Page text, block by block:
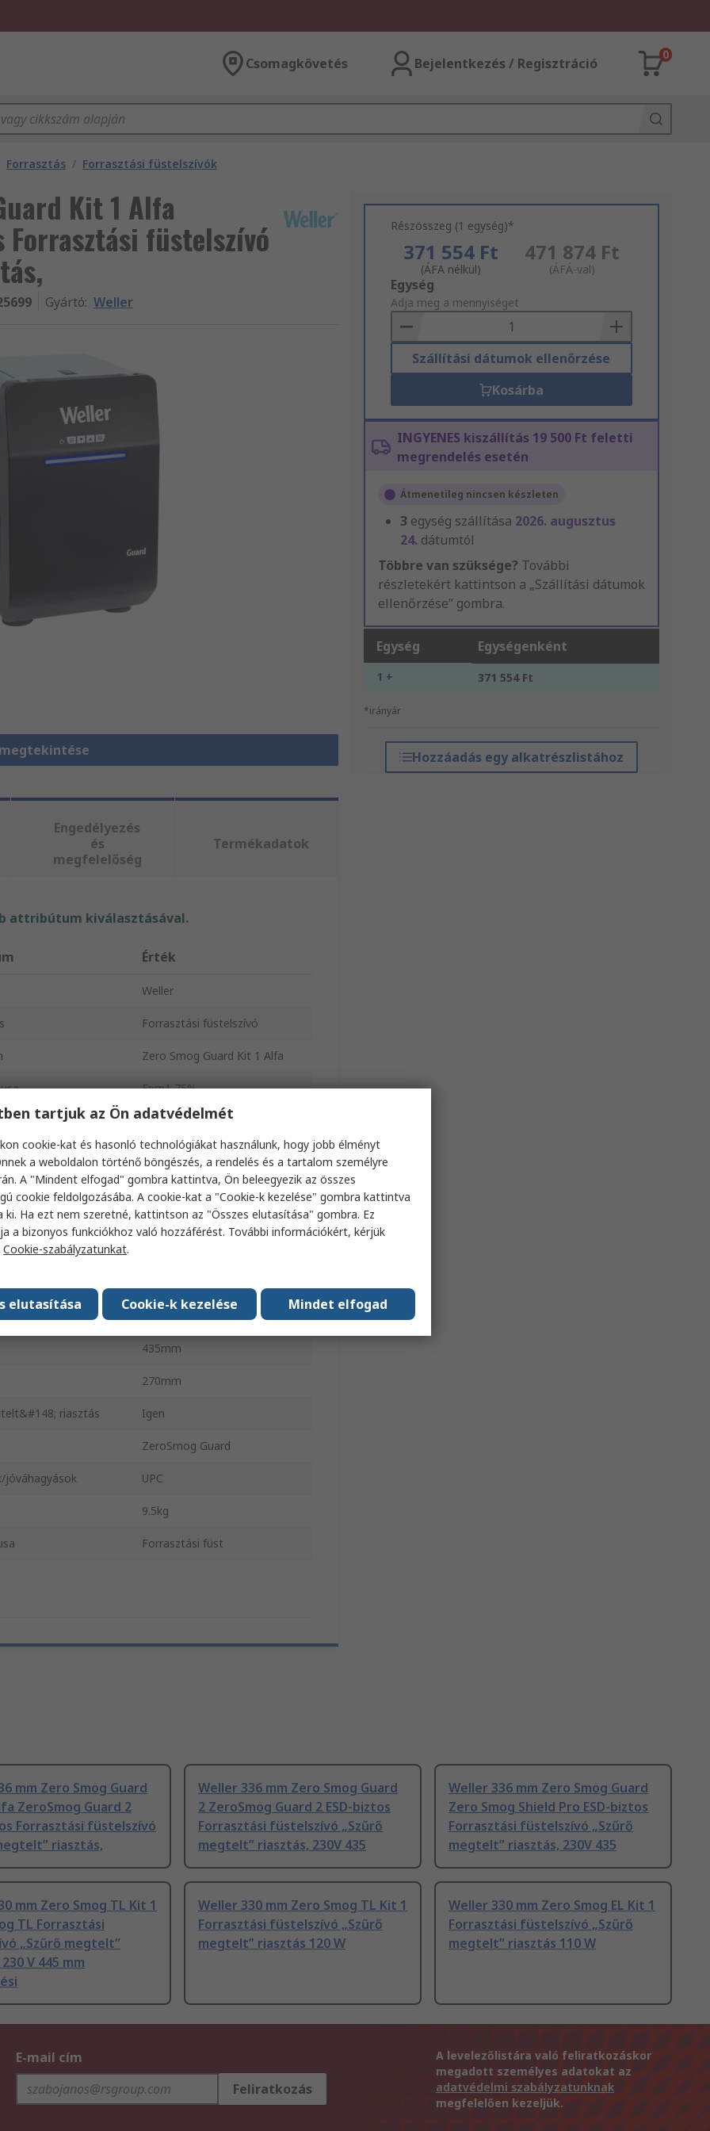
Csomagkövetés Bejelentkezés / Regisztráció
0
Forrasztás / Forrasztási füstelszívók
Kit 1 Alfa
Forrasztási füstelszívó
Gyártó: Weller
Részösszeg (1 egység)*
371 554 Ft
(ÁFA nélkül)
471 874 Ft
(ÁFÁ-val)
Add
to
Basket
Egység
Adja meg a mennyiséget
Szállítási dátumok ellenőrzése
Kosárba
INGYENES kiszállítás 19 500 Ft feletti
megrendelés esetén
Átmenetileg nincsen készleten
3 egység szállítása 2026. augusztus
24. dátumtól
Többre van szüksége? További
részletekért kattintson a „Szállítási dátumok
ellenőrzése” gombra.
Egység Egységenként
1 + 371 554 Ft
*irányár
Hozzáadás egy alkatrészlistához
Engedélyezés
és
megfelelőség
Termékadatok
attribútum kiválasztásával.
Érték
Weller
Forrasztási füstelszívó
Zero Smog Guard Kit 1 Alfa
Epm1 75%
50dBA
230V
74W
Igen
435mm
270mm
riasztás Igen
ZeroSmog Guard
jóváhagyások UPC
9.5kg
Forrasztási füst
mm Zero Smog Guard
ZeroSmog Guard 2
Forrasztási füstelszívó
riasztás,
Weller 336 mm Zero Smog Guard
2 ZeroSmog Guard 2 ESD-biztos
Forrasztási füstelszívó „Szűrő
megtelt” riasztás, 230V 435
Weller 336 mm Zero Smog Guard
Zero Smog Shield Pro ESD-biztos
Forrasztási füstelszívó „Szűrő
megtelt” riasztás, 230V 435
mm Zero Smog TL Kit 1
TL Forrasztási
„Szűrő megtelt”
V 445 mm
Weller 330 mm Zero Smog TL Kit 1
Forrasztási füstelszívó „Szűrő
megtelt” riasztás 120 W
Weller 330 mm Zero Smog EL Kit 1
Forrasztási füstelszívó „Szűrő
megtelt” riasztás 110 W
E-mail cím
Feliratkozás
A levelezőlistára való feliratkozáskor
megadott személyes adatokat az
adatvédelmi szabályzatunknak
megfelelően kezeljük.
tartjuk az Ön adatvédelmét
cookie-kat és hasonló technológiákat használunk, hogy jobb élményt
a weboldalon történő böngészés, a rendelés és a tartalom személyre
A "Mindent elfogad" gombra kattintva, Ön beleegyezik az összes
cookie feldolgozásába. A cookie-kat a "Cookie-k kezelése" gombra kattintva
ki. Ha ezt nem szeretné, kattintson az "Összes elutasítása" gombra. Ez
a bizonyos funkciókhoz való hozzáférést. További információkért, kérjük
Cookie-szabályzatunkat.
Mindet elfogad
Cookie-k kezelése
elutasítása